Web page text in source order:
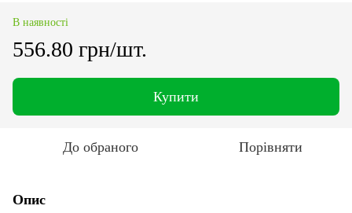
В наявності
556.80 грн/шт.
Купити
До обраного Порівняти
Опис